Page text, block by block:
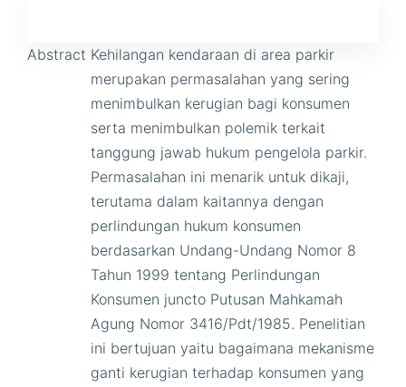
Abstract Kehilangan kendaraan di area parkir
merupakan permasalahan yang sering
menimbulkan kerugian bagi konsumen
serta menimbulkan polemik terkait
tanggung jawab hukum pengelola parkir.
Permasalahan ini menarik untuk dikaji,
terutama dalam kaitannya dengan
perlindungan hukum konsumen
berdasarkan Undang-Undang Nomor 8
Tahun 1999 tentang Perlindungan
Konsumen juncto Putusan Mahkamah
Agung Nomor 3416/Pdt/1985. Penelitian
ini bertujuan yaitu bagaimana mekanisme
ganti kerugian terhadap konsumen yang